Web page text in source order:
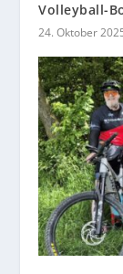
Volleyball-
24. Oktober